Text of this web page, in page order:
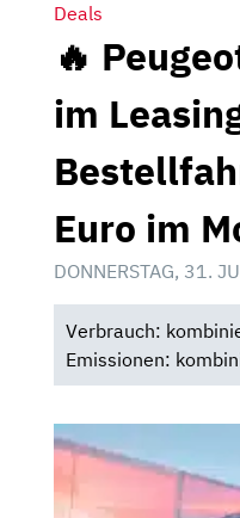
Deals
🔥
im
Euro im
DONNERSTAG, 31.
Verbrauch:
Emissionen: